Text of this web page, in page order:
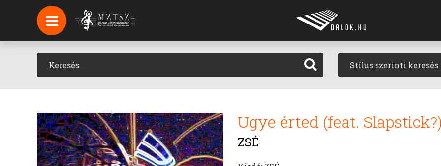
HÍREK
HÍRLEVÉL FELIRATKOZÁS
PODCAST Stílus szerinti keresés
Ugye érted (feat.
ZSÉ